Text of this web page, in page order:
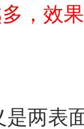
，效
是两表